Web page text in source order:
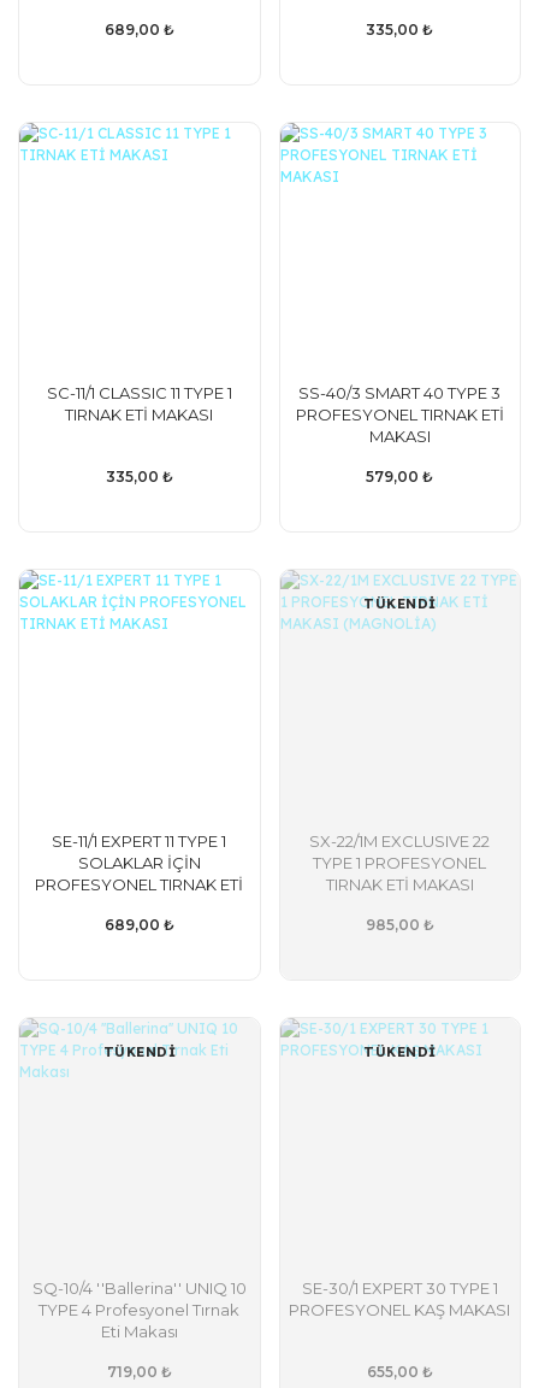
689,00 ₺ 335,00 ₺
SC-11/1 CLASSIC 11 TYPE 1
TIRNAK ETİ MAKASI
335,00 ₺
SS-40/3 SMART 40 TYPE 3
PROFESYONEL TIRNAK ETİ
MAKASI
579,00 ₺
SE-11/1 EXPERT 11 TYPE 1
SOLAKLAR İÇİN
PROFESYONEL TIRNAK ETİ
689,00 ₺
TÜKENDİ
SX-22/1M EXCLUSIVE 22
TYPE 1 PROFESYONEL
TIRNAK ETİ MAKASI
985,00 ₺
TÜKENDİ
SQ-10/4 ''Ballerina'' UNIQ 10
TYPE 4 Profesyonel Tırnak
Eti Makası
719,00 ₺
TÜKENDİ
SE-30/1 EXPERT 30 TYPE 1
PROFESYONEL KAŞ MAKASI
655,00 ₺